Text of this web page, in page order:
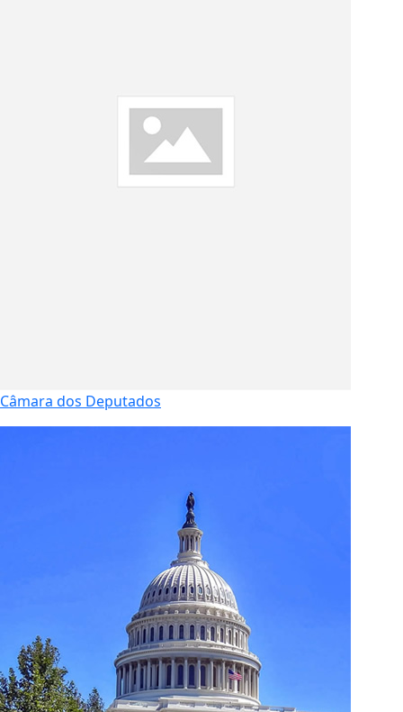
Câmara dos Deputados